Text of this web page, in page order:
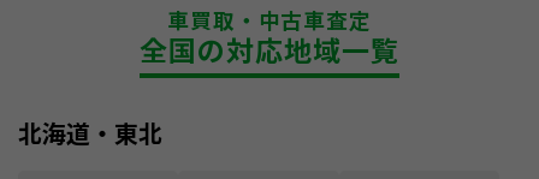
車買取・中古車査定
全国の対応地域一覧
北海道・東北